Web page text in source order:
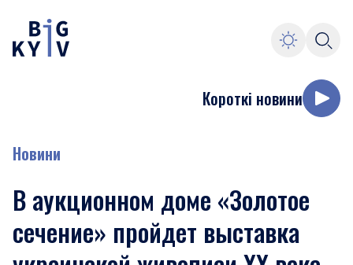
Короткі новини
Новини
В аукционном доме «Золотое
сечение» пройдет выставка